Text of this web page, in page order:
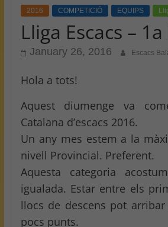
2016 COMPETICIÓ EQUIPS
Lliga Escacs –
January 26, 2016 Escacs
Hola a tots!
Aquest diumenge va
Catalana d’escacs 2016.
Un any mes estem a la
nivell Provincial. Preferent.
Aquesta categoria
igualada. Estar entre els
llocs de descens pot
pocs punts.